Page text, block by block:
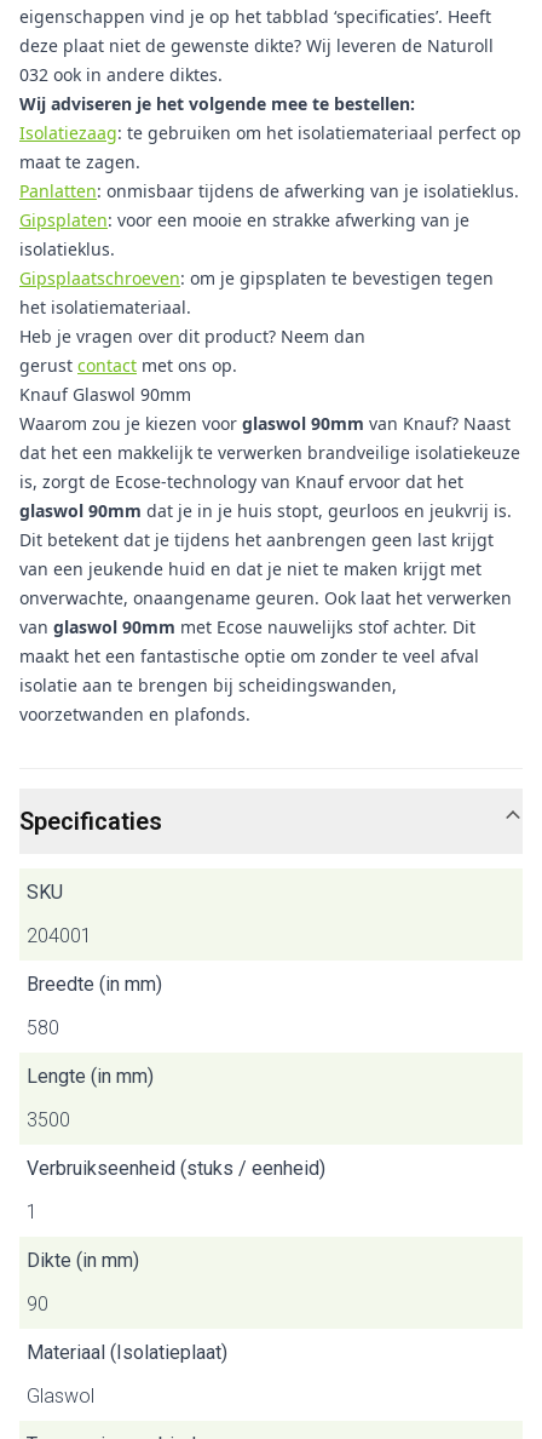
eigenschappen vind je op het tabblad ‘specificaties’. Heeft
deze plaat niet de gewenste dikte? Wij leveren de Naturoll
032 ook in andere diktes.
Wij adviseren je het volgende mee te bestellen:
Isolatiezaag: te gebruiken om het isolatiemateriaal perfect op
maat te zagen.
Panlatten: onmisbaar tijdens de afwerking van je isolatieklus.
Gipsplaten: voor een mooie en strakke afwerking van je
isolatieklus.
Gipsplaatschroeven: om je gipsplaten te bevestigen tegen
het isolatiemateriaal.
Heb je vragen over dit product? Neem dan
gerust contact met ons op.
Knauf Glaswol 90mm
Waarom zou je kiezen voor glaswol 90mm van Knauf? Naast
dat het een makkelijk te verwerken brandveilige isolatiekeuze
is, zorgt de Ecose-technology van Knauf ervoor dat het
glaswol 90mm dat je in je huis stopt, geurloos en jeukvrij is.
Dit betekent dat je tijdens het aanbrengen geen last krijgt
van een jeukende huid en dat je niet te maken krijgt met
onverwachte, onaangename geuren. Ook laat het verwerken
van glaswol 90mm met Ecose nauwelijks stof achter. Dit
maakt het een fantastische optie om zonder te veel afval
isolatie aan te brengen bij scheidingswanden,
voorzetwanden en plafonds.
Specificaties
SKU
204001
Breedte (in mm)
580
Lengte (in mm)
3500
Verbruikseenheid (stuks / eenheid)
1
Dikte (in mm)
90
Materiaal (Isolatieplaat)
Glaswol